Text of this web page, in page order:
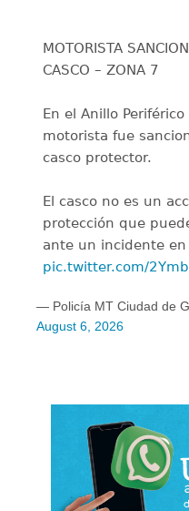
MOTORISTA
CASCO – ZONA 7
En el Anillo
motorista fue
casco protector.
El casco no es un
protección que
ante un incidente
pic.twitter.com/
— Policía MT Ciudad de
August 6, 2026